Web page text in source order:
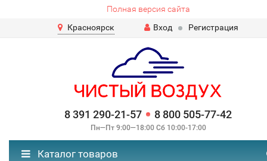
Полная версия сайта
Красноярск
Вход Регистрация
8 391 290-21-57 8 800 505-77-42
Пн—Пт 9:00—18:00 Сб 10:00-17:00
Каталог товаров